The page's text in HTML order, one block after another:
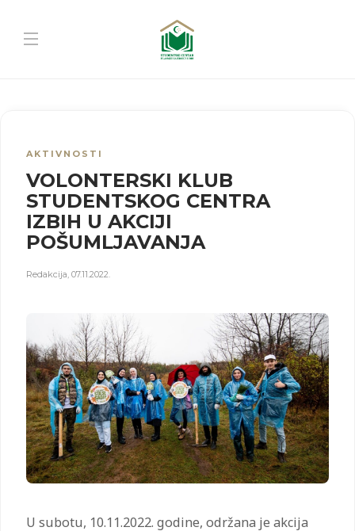
AKTIVNOSTI
VOLONTERSKI KLUB
STUDENTSKOG CENTRA
IZBIH U AKCIJI
POŠUMLJAVANJA
Redakcija, 07.11.2022.
U subotu, 10.11.2022. godine, održana je akcija